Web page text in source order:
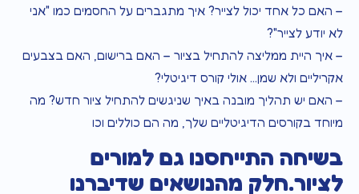
– האם כל אחד יכול לצייר? איך מתגברים על החסמים כמו "אני
לא יודע לצייר"?
– איך היית ממליצה להתחיל בציור – האם ברישום, האם בצבעים
אקריליים ולא שמן… אולי קורס דיגיטלי?
– האם יש תהליך מובנה באיך שניגשים להתחיל ציור חדש? מה
מיוחד בקורסים הדיגיטליים שלך, מה הם כוללים וכו
בשיחה התייחסנו גם למורים
לציור.חלק מהנושאים שדיברנו